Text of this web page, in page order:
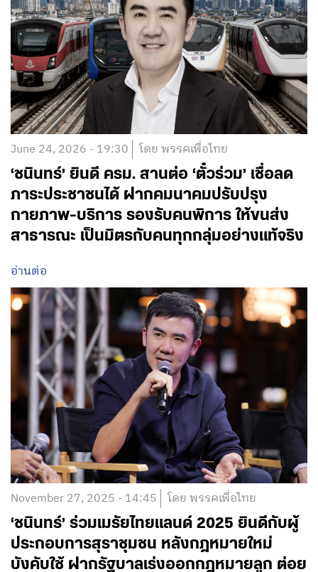
June 24, 2026 - 19:30 โดย พรรคเพื่อไทย
‘ชนินทร์’ ยินดี ครม. สานต่อ ‘ตั๋วร่วม’ เชื่อลด
ภาระประชาชนได้ ฝากคมนาคมปรับปรุง
กายภาพ-บริการ รองรับคนพิการ ให้ขนส่ง
สาธารณะ เป็นมิตรกับคนทุกกลุ่มอย่างแท้จริง
อ่านต่อ
November 27, 2025 - 14:45 โดย พรรคเพื่อไทย
‘ชนินทร์’ ร่วมเมรัยไทยแลนด์ 2025 ยินดีกับผู้
ประกอบการสุราชุมชน หลังกฎหมายใหม่
บังคับใช้ ฝากรัฐบาลเร่งออกกฎหมายลูก ต่อย